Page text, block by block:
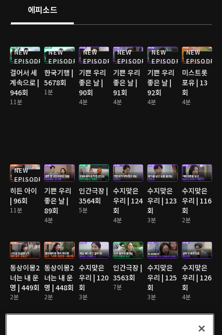
에피소드
NEW
EPISODE
걸어서 세
계속으로 |
946회
11분
NEW
EPISODE
한국기행 |
5678회
1분
NEW
EPISODE
기쁜 우리
좋은 날 |
90회
4분
NEW
EPISODE
기쁜 우리
좋은 날 |
91회
4분
NEW
EPISODE
기쁜 우리
좋은 날 |
92회
4분
NEW
EPISODE
미스트롯
포유 | 13
회
4분
NEW
EPISODE
히든 아이
| 96회
11분
기쁜 우리
좋은 날 |
89회
4분
인간극장 |
3564회
5분
수지맞은
우리 | 124
회
4분
수지맞은
우리 | 123
회
3분
수지맞은
우리 | 116
회
2분
동상이몽2
너는 내 운
명 | 449회
2분
동상이몽2
너는 내 운
명 | 448회
2분
수지맞은
우리 | 120
회
3분
인간극장 |
3563회
7분
수지맞은
우리 | 125
회
3분
수지맞은
우리 | 126
회
4분